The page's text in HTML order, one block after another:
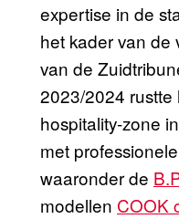
expertise in de
het kader van de
van de
2023/2024
hospitality-zone
met
waaronder de
modellen COOK